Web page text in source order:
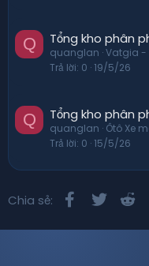
Q Tổng kho phân
quanglan Vatgia -
Trả lời 0 19/5/26
Q Tổng kho phân
quanglan Ôtô Xe
Trả lời 0 15/5/26
Chia sẻ: Facebook
Twitter